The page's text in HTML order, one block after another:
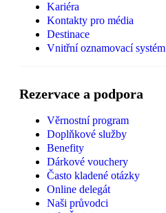
Kariéra
Kontakty pro média
Destinace
Vnitřní oznamovací systém
Rezervace a podpora
Věrnostní program
Doplňkové služby
Benefity
Dárkové vouchery
Často kladené otázky
Online delegát
Naši průvodci